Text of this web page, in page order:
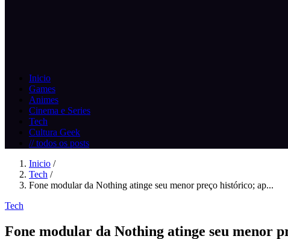
Inicio
Games
Animes
Cinema e Series
Tech
Cultura Geek
// todos os posts
Inicio /
Tech /
Fone modular da Nothing atinge seu menor preço histórico; ap...
Tech
Fone modular da Nothing atinge seu menor